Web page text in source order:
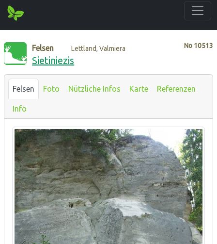
No 10513
Felsen Lettland, Valmiera
Sietiniezis
Felsen Foto Nützliche Infos Karte Referenzen
Info